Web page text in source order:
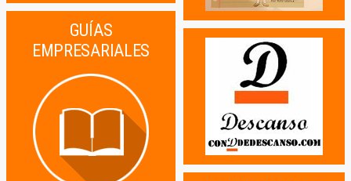
GUÍAS
EMPRESARIALES